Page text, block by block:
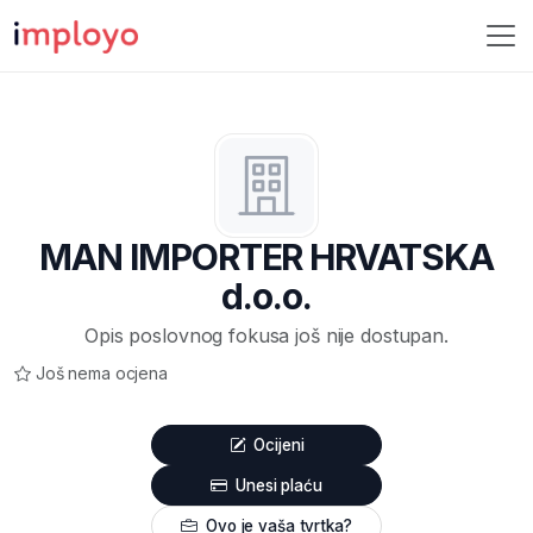
MAN IMPORTER HRVATSKA
d.o.o.
Opis poslovnog fokusa još nije dostupan.
Još nema ocjena
Ocijeni
Unesi plaću
Ovo je vaša tvrtka?